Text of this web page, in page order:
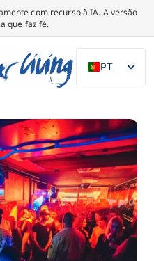
com recurso à IA. A versão
que faz fé.
PT
DE
NL
PL
ES
IT
DA
SV